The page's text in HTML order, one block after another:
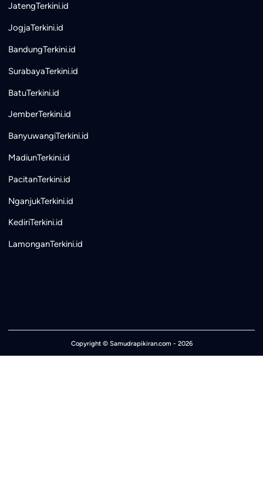
JatengTerkini.id
JogjaTerkini.id
BandungTerkini.id
SurabayaTerkini.id
BatuTerkini.id
JemberTerkini.id
BanyuwangiTerkini.id
MadiunTerkini.id
PacitanTerkini.id
NganjukTerkini.id
KediriTerkini.id
LamonganTerkini.id
Copyright © Samudrapikiran.com - 2026